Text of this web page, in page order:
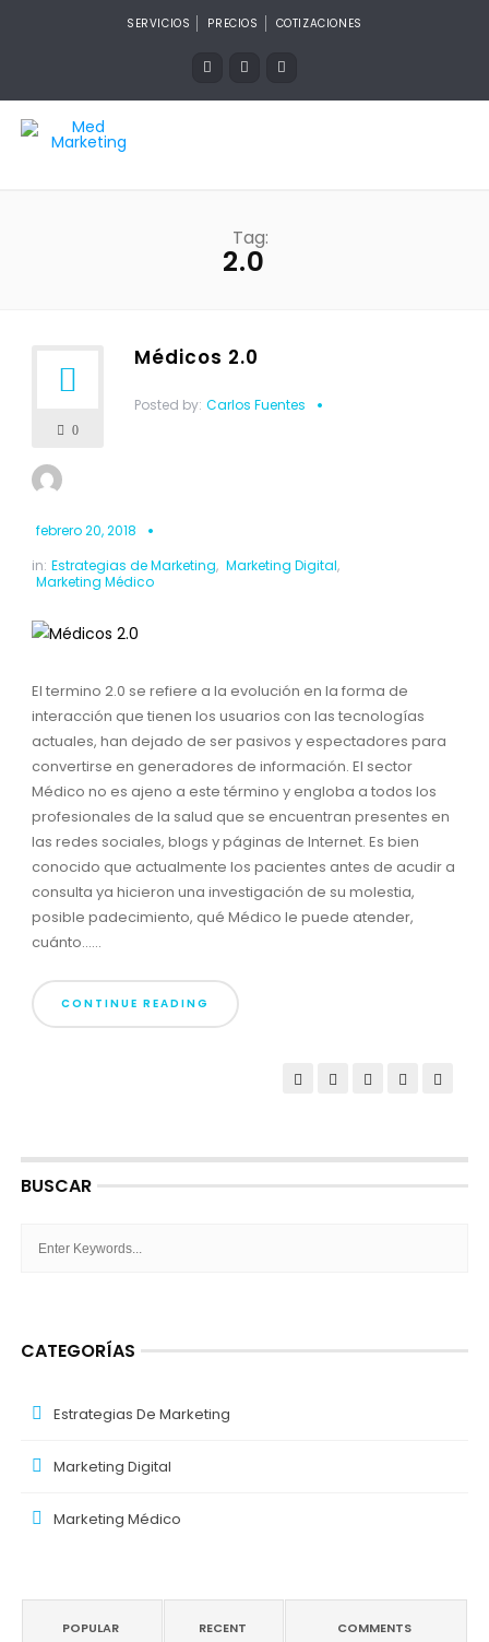
SERVICIOS PRECIOS COTIZACIONES
Tag:
2.0
0
Médicos 2.0
Posted by: Carlos Fuentes
febrero 20, 2018
in: Estrategias de Marketing, Marketing Digital,
Marketing Médico
El termino 2.0 se refiere a la evolución en la forma de
interacción que tienen los usuarios con las tecnologías
actuales, han dejado de ser pasivos y espectadores para
convertirse en generadores de información. El sector
Médico no es ajeno a este término y engloba a todos los
profesionales de la salud que se encuentran presentes en
las redes sociales, blogs y páginas de Internet. Es bien
conocido que actualmente los pacientes antes de acudir a
consulta ya hicieron una investigación de su molestia,
posible padecimiento, qué Médico le puede atender,
cuánto......
CONTINUE READING
BUSCAR
CATEGORÍAS
Estrategias De Marketing
Marketing Digital
Marketing Médico
POPULAR RECENT COMMENTS